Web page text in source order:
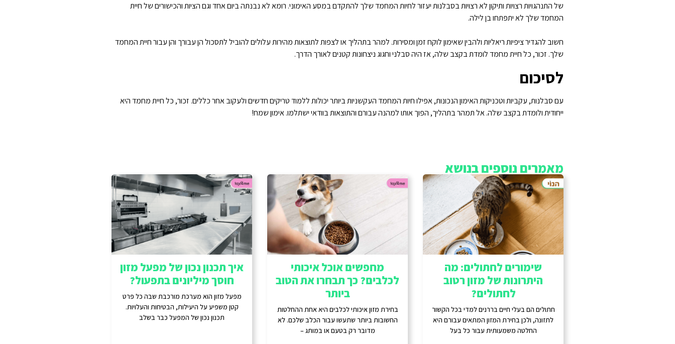
של התנהגויות רצויות ותיקון לא רצויות בסבלנות יעזור לחיות המחמד שלך להתקדם במסע האימוני. רומא לא נבנתה ביום אחד וגם הציות והכישורים של חיית
המחמד שלך לא יתפתחו בן לילה.
חשוב להגדיר ציפיות ריאליות ולהבין שאימון לוקח זמן ומסירות. למהר בתהליך או לצפות לתוצאות מהירות עלולים להוביל לתסכול הן עבורך והן עבור חיית המחמד
שלך. זכור, כל חיית מחמד לומדת בקצב שלה, אז היה סבלני וחגוג ניצחונות קטנים לאורך הדרך.
לסיכום
עם סבלנות, עקביות וטכניקות האימון הנכונות, אפילו חיות המחמד העקשניות ביותר יכולות ללמוד טריקים חדשים ולעקוב אחר כללים. זכור, כל חיית מחמד היא
ייחודית ולומדת בקצב שלה. אל תמהר בתהליך, הפוך אותו למהנה עבורם והתוצאות בוודאי ישתלמו. אימון שמח!
מאמרים נוספים בנושא
שימורים לחתולים: מה
היתרונות של מזון רטוב
לחתולים?
חתולים הם בעלי חיים בררנים למדי בכל הקשור
לתזונה, ולכן בחירת המזון המתאים עבורם היא
החלטה משמעותית עבור כל בעל
מחפשים אוכל איכותי
לכלבים? כך תבחרו את הטוב
ביותר
בחירת מזון איכותי לכלבים היא אחת ההחלטות
החשובות ביותר שתעשו עבור הכלב שלכם. לא
מדובר רק בטעם או במותג –
איך תכנון נכון של מפעל מזון
חוסך מיליונים בתפעול?
מפעל מזון הוא מערכת מורכבת שבה כל פרט
קטן משפיע על היעילות, הבטיחות והעלויות.
תכנון נכון של המפעל כבר בשלב